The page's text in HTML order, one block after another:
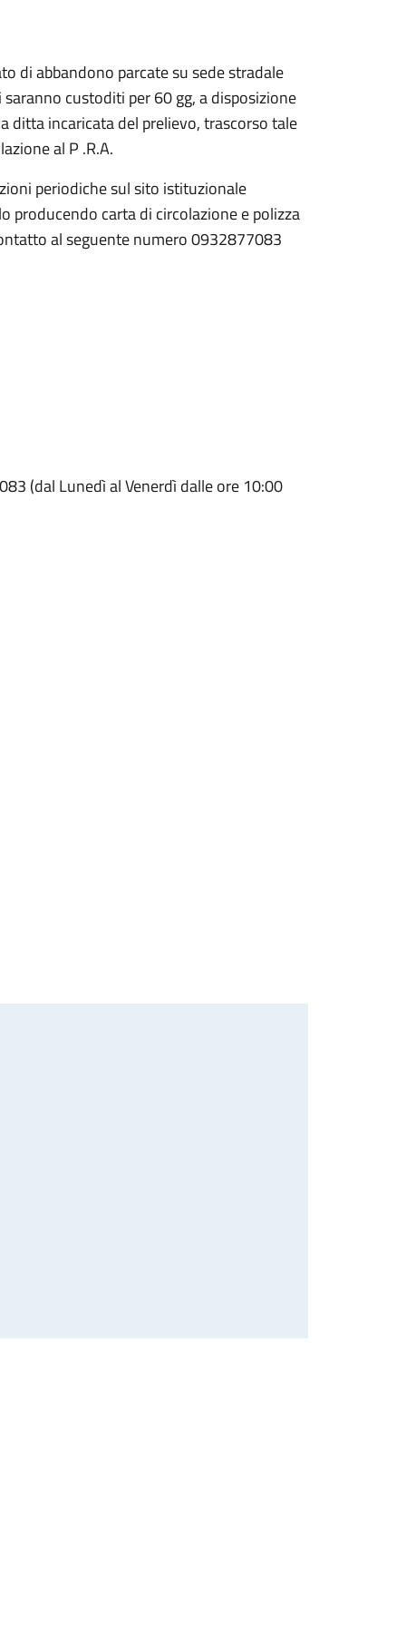
di abbandono parcate su sede stradale
custoditi per 60 gg, a disposizione
ditta incaricata del prelievo, trascorso tale
al P .R.A.
periodiche sul sito istituzionale
producendo carta di circolazione e polizza
al seguente numero 0932877083
(dal Lunedì al Venerdì dalle ore 10:00